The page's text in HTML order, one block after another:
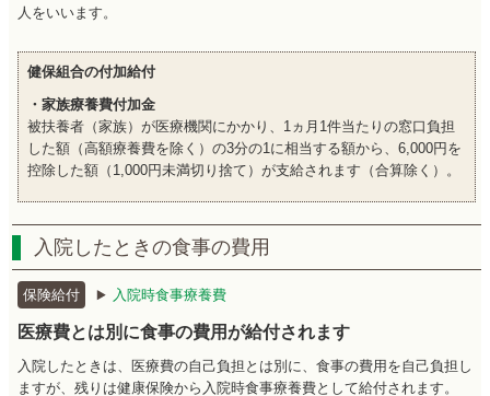
人をいいます。
健保組合の付加給付
・家族療養費付加金
被扶養者（家族）が医療機関にかかり、1ヵ月1件当たりの窓口負担
した額（高額療養費を除く）の3分の1に相当する額から、6,000円を
控除した額（1,000円未満切り捨て）が支給されます（合算除く）。
入院したときの食事の費用
保険給付 入院時食事療養費
医療費とは別に食事の費用が給付されます
入院したときは、医療費の自己負担とは別に、食事の費用を自己負担し
ますが、残りは健康保険から入院時食事療養費として給付されます。